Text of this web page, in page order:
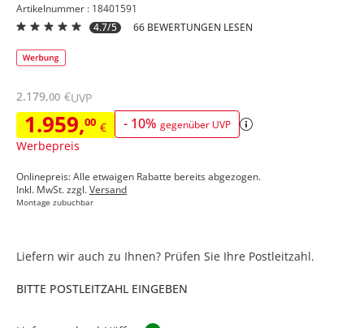
Artikelnummer : 18401591
4.7/5
66 BEWERTUNGEN LESEN
1.959,00 € - 10% gegenüber UVP
Werbepreis
2.179,00 €UVP
Onlinepreis: Alle etwaigen Rabatte bereits abgezogen.
Inkl. MwSt. zzgl.Versand
Montage zubuchbar
Liefern wir auch zu Ihnen? Prüfen Sie Ihre Postleitzahl.
BITTE POSTLEITZAHL EINGEBEN